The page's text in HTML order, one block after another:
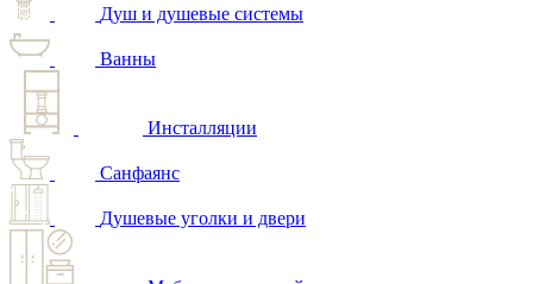
Душ и душевые системы
Ванны
Инсталляции
Санфаянс
Душевые уголки и двери